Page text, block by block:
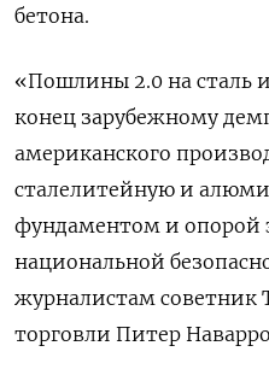
бетона.
«Пошлины 2.0 на
конец зарубежному
американского
сталелитейную и
фундаментом и опорой
национальной
журналистам советник
торговли Питер